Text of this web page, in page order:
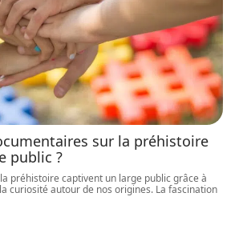
sur la préhistoire
public ?
préhistoire captivent un large public grâce à
curiosité autour de nos origines. La fascination